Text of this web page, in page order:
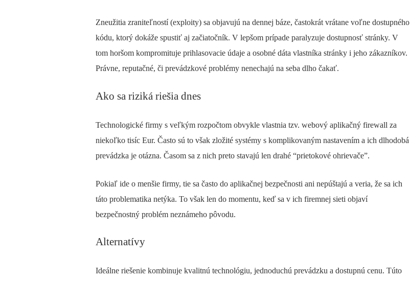
Zneužitia zraniteľností (exploity) sa objavujú na dennej báze, častokrát vrátane voľne dostupného
kódu, ktorý dokáže spustiť aj začiatočník. V lepšom prípade paralyzuje dostupnosť stránky. V
tom horšom kompromituje prihlasovacie údaje a osobné dáta vlastníka stránky i jeho zákazníkov.
Právne, reputačné, či prevádzkové problémy nenechajú na seba dlho čakať.
Ako sa riziká riešia dnes
Technologické firmy s veľkým rozpočtom obvykle vlastnia tzv. webový aplikačný firewall za
niekoľko tisíc Eur. Často sú to však zložité systémy s komplikovaným nastavením a ich dlhodobá
prevádzka je otázna. Časom sa z nich preto stavajú len drahé “prietokové ohrievače”.
Pokiaľ ide o menšie firmy, tie sa často do aplikačnej bezpečnosti ani nepúštajú a veria, že sa ich
táto problematika netýka. To však len do momentu, keď sa v ich firemnej sieti objaví
bezpečnostný problém neznámeho pôvodu.
Alternatívy
Ideálne riešenie kombinuje kvalitnú technológiu, jednoduchú prevádzku a dostupnú cenu. Túto